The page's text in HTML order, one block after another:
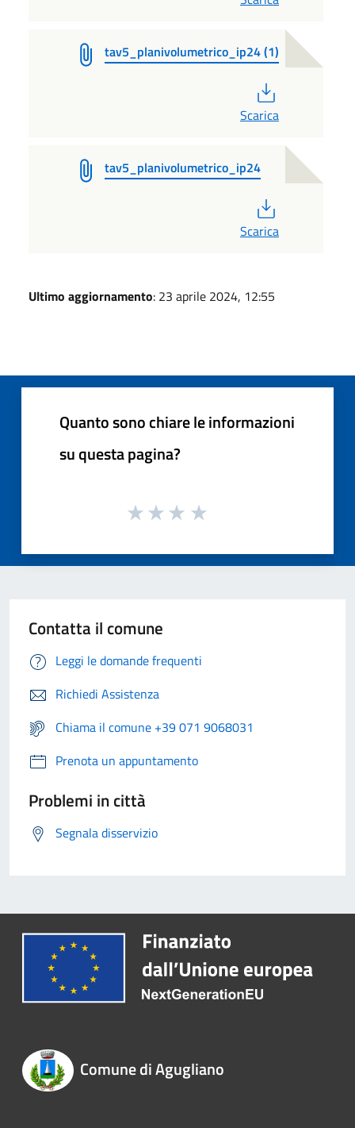
tav5_planivolumetrico_ip24 (1)
Scarica
tav5_planivolumetrico_ip24
Scarica
Ultimo aggiornamento: 23 aprile 2024, 12:55
Quanto sono chiare le informazioni
su questa pagina?
Contatta il comune
Leggi le domande frequenti
Richiedi Assistenza
Chiama il comune +39 071 9068031
Prenota un appuntamento
Problemi in città
Segnala disservizio
Comune di Agugliano